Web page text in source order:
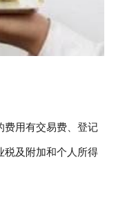
用有交易费、登记
税及附加和个人所得